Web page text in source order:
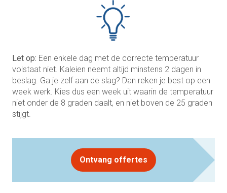
Let op: Een enkele dag met de correcte temperatuur
volstaat niet. Kaleien neemt altijd minstens 2 dagen in
beslag. Ga je zelf aan de slag? Dan reken je best op een
week werk. Kies dus een week uit waarin de temperatuur
niet onder de 8 graden daalt, en niet boven de 25 graden
stijgt.
Ontvang offertes